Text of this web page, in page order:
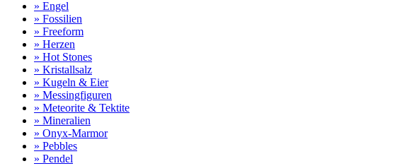
» Engel
» Fossilien
» Freeform
» Herzen
» Hot Stones
» Kristallsalz
» Kugeln & Eier
» Messingfiguren
» Meteorite & Tektite
» Mineralien
» Onyx-Marmor
» Pebbles
» Pendel